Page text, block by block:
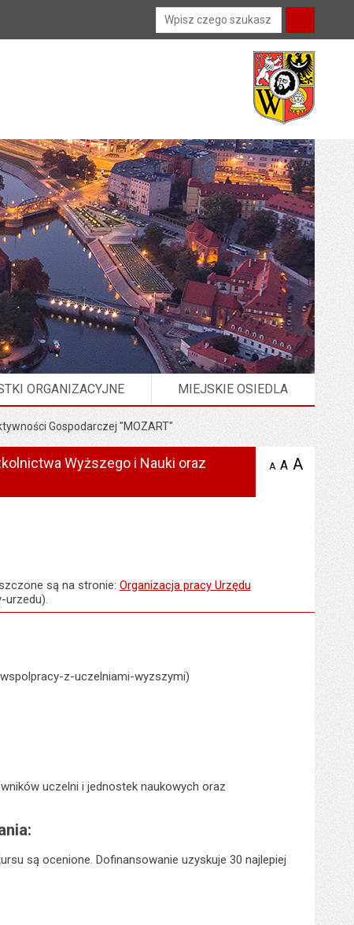
Wyszukiwarka
ORGANIZACYJNE MIEJSKIE OSIEDLA
Gospodarczej "MOZART"
Wyższego i Nauki oraz
Wersja strony w formacie
A zmniejsz
A domyślna
A
są na stronie: Organizacja pracy Urzędu
urzedu).
z-uczelniami-wyzszymi)
uczelni i jednostek naukowych oraz
są ocenione. Dofinansowanie uzyskuje 30 najlepiej